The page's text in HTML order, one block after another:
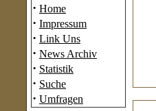
· Home
· Impressum
· Link Uns
· News Archiv
· Statistik
· Suche
· Umfragen